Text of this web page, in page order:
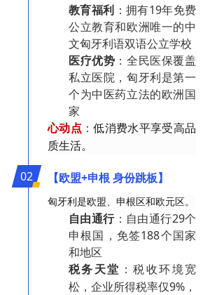
教育福利 ：拥有19年免费
公立教育和欧洲唯一的中
文匈牙利语双语公立学校
医疗优势 ：全民医保覆盖
私立医院，匈牙利是第一
个为中医药立法的欧洲国
家
心动点 ：低消费水平享受高品
质生活。
02
【欧盟+申根 身份跳板】
匈牙利是欧盟、申根区和欧元区。
自由通行：自由通行29个
申根国，免签188个国家
和地区
税务天堂 ：税收环境宽
松，企业所得税率仅9%，